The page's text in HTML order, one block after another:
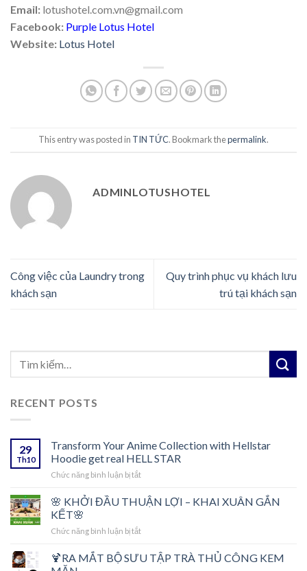
Email: lotushotel.com.vn@gmail.com
Facebook: Purple Lotus Hotel
Website: Lotus Hotel
This entry was posted in TIN TỨC. Bookmark thepermalink.
ADMINLOTUSHOTEL
Công việc của Laundry trong
khách sạn
Quy trình phục vụ khách lưu
trú tại khách sạn
RECENT POSTS
29
Th10
Transform Your Anime Collection with Hellstar
Hoodie get real HELL STAR
Chức năng bình luận bị tắtở
Your
Anime
with
Hoodie
🌸 KHỞI ĐẦU THUẬN LỢI – KHAI XUÂN GẮN
KẾT🌸
Chức năng bình luận bị tắtở
KHỞI
ĐẦU
🍹RA MẮT BỘ SƯU TẬP TRÀ THỦ CÔNG KEM